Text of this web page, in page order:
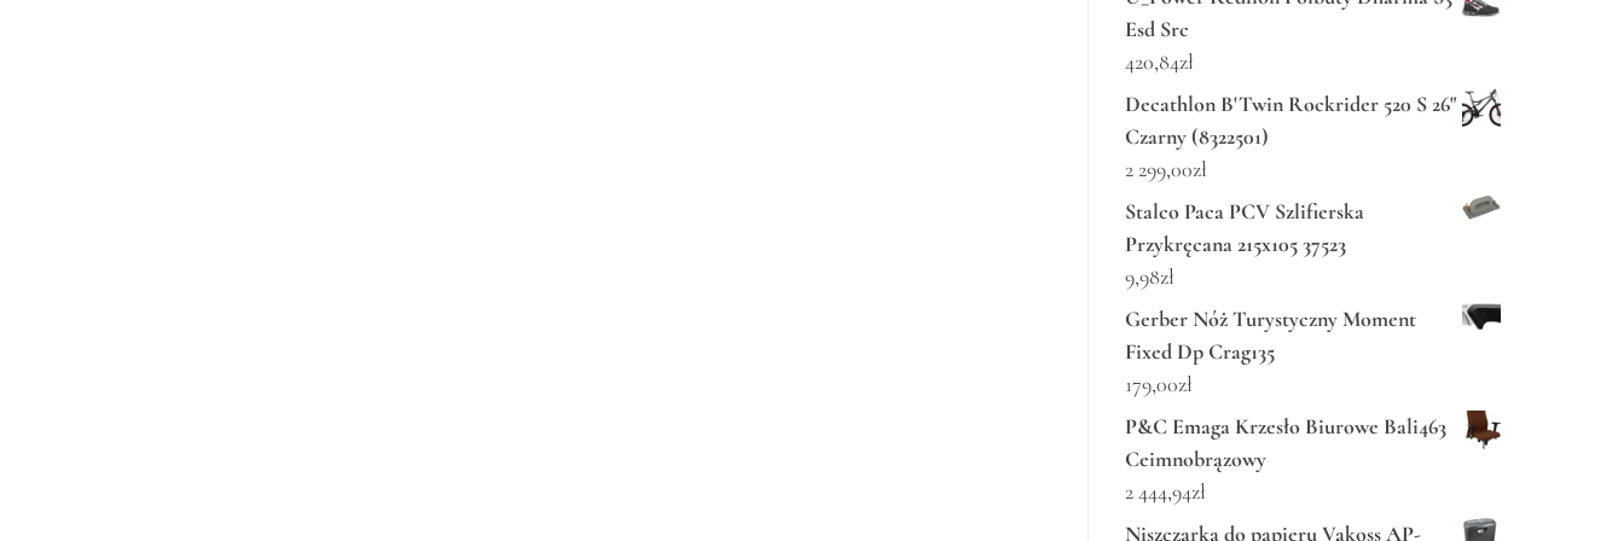
Esd Src
420,84zł
Decathlon B'Twin Rockrider 520 S 26"
Czarny (8322501)
2 299,00zł
Stalco Paca PCV Szlifierska
Przykręcana 215x105 37523
9,98zł
Gerber Nóż Turystyczny Moment
Fixed Dp Crag135
179,00zł
P&C Emaga Krzesło Biurowe Bali463
Ceimnobrązowy
2 444,94zł
Niszczarka do papieru Vakoss AP-